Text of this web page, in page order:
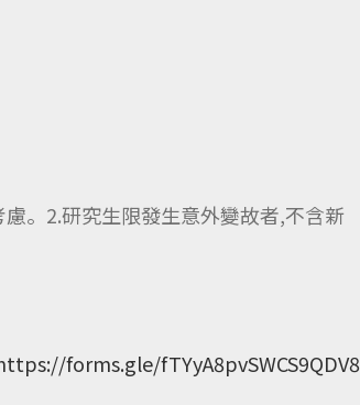
。2.研究生限發生意外變故者,不含新
forms.gle/fTYyA8pvSWCS9QDV8